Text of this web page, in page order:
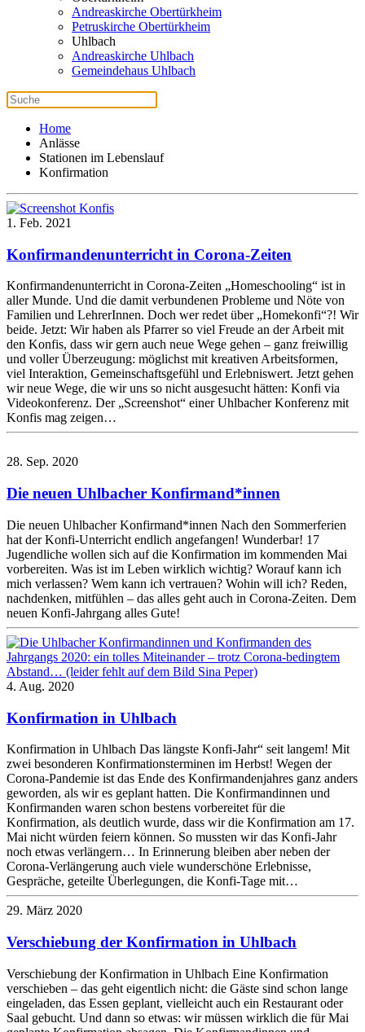
Andreaskirche Obertürkheim
Petruskirche Obertürkheim
Uhlbach
Andreaskirche Uhlbach
Gemeindehaus Uhlbach
Home
Anlässe
Stationen im Lebenslauf
Konfirmation
1. Feb. 2021
Konfirmandenunterricht in Corona-Zeiten
Konfirmandenunterricht in Corona-Zeiten „Homeschooling“ ist in
aller Munde. Und die damit verbundenen Probleme und Nöte von
Familien und LehrerInnen. Doch wer redet über „Homekonfi“?! Wir
beide. Jetzt: Wir haben als Pfarrer so viel Freude an der Arbeit mit
den Konfis, dass wir gern auch neue Wege gehen – ganz freiwillig
und voller Überzeugung: möglichst mit kreativen Arbeitsformen,
viel Interaktion, Gemeinschaftsgefühl und Erlebniswert. Jetzt gehen
wir neue Wege, die wir uns so nicht ausgesucht hätten: Konfi via
Videokonferenz. Der „Screenshot“ einer Uhlbacher Konferenz mit
Konfis mag zeigen…
28. Sep. 2020
Die neuen Uhlbacher Konfirmand*innen
Die neuen Uhlbacher Konfirmand*innen Nach den Sommerferien
hat der Konfi-Unterricht endlich angefangen! Wunderbar! 17
Jugendliche wollen sich auf die Konfirmation im kommenden Mai
vorbereiten. Was ist im Leben wirklich wichtig? Worauf kann ich
mich verlassen? Wem kann ich vertrauen? Wohin will ich? Reden,
nachdenken, mitfühlen – das alles geht auch in Corona-Zeiten. Dem
neuen Konfi-Jahrgang alles Gute!
4. Aug. 2020
Konfirmation in Uhlbach
Konfirmation in Uhlbach Das längste Konfi-Jahr“ seit langem! Mit
zwei besonderen Konfirmationsterminen im Herbst! Wegen der
Corona-Pandemie ist das Ende des Konfirmandenjahres ganz anders
geworden, als wir es geplant hatten. Die Konfirmandinnen und
Konfirmanden waren schon bestens vorbereitet für die
Konfirmation, als deutlich wurde, dass wir die Konfirmation am 17.
Mai nicht würden feiern können. So mussten wir das Konfi-Jahr
noch etwas verlängern… In Erinnerung bleiben aber neben der
Corona-Verlängerung auch viele wunderschöne Erlebnisse,
Gespräche, geteilte Überlegungen, die Konfi-Tage mit…
29. März 2020
Verschiebung der Konfirmation in Uhlbach
Verschiebung der Konfirmation in Uhlbach Eine Konfirmation
verschieben – das geht eigentlich nicht: die Gäste sind schon lange
eingeladen, das Essen geplant, vielleicht auch ein Restaurant oder
Saal gebucht. Und dann so etwas: wir müssen wirklich die für Mai